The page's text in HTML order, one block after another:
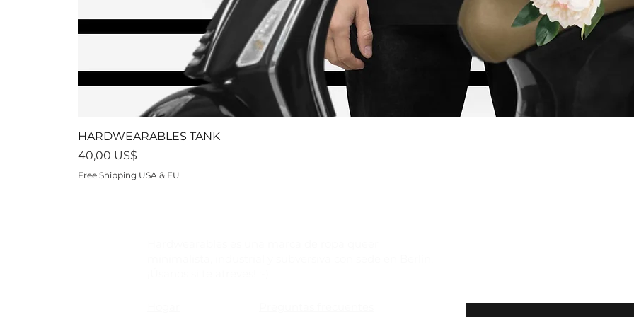
HARDWEARABLES TANK
Precio
40,00 US$
Free Shipping USA & EU